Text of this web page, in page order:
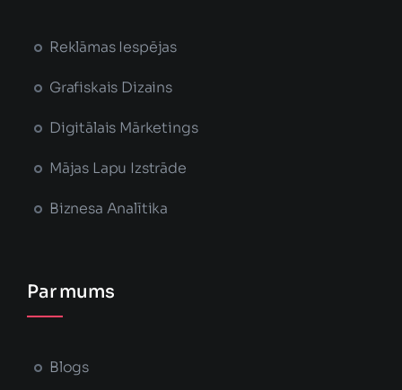
Reklāmas Iespējas
Grafiskais Dizains
Digitālais Mārketings
Mājas Lapu Izstrāde
Biznesa Analītika
Par mums
Blogs